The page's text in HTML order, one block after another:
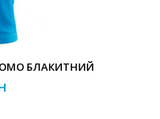
БЛАКИТНИЙ